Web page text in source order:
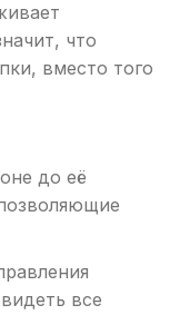
что
вместо того
до её
все